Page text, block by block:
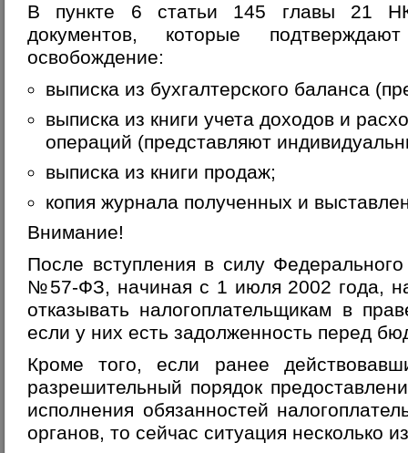
В пункте 6 статьи 145 главы 21
документов, которые
освобождение:
выписка из бухгалтерского баланса
выписка из книги учета доходов и
операций (представляют
выписка из книги продаж;
копия журнала полученных и
Внимание!
После вступления в силу
№57-ФЗ, начиная с 1 июля 2002 года,
отказывать налогоплательщикам в
если у них есть задолженность перед
Кроме того, если ранее
разрешительный порядок
исполнения обязанностей
органов, то сейчас ситуация несколько